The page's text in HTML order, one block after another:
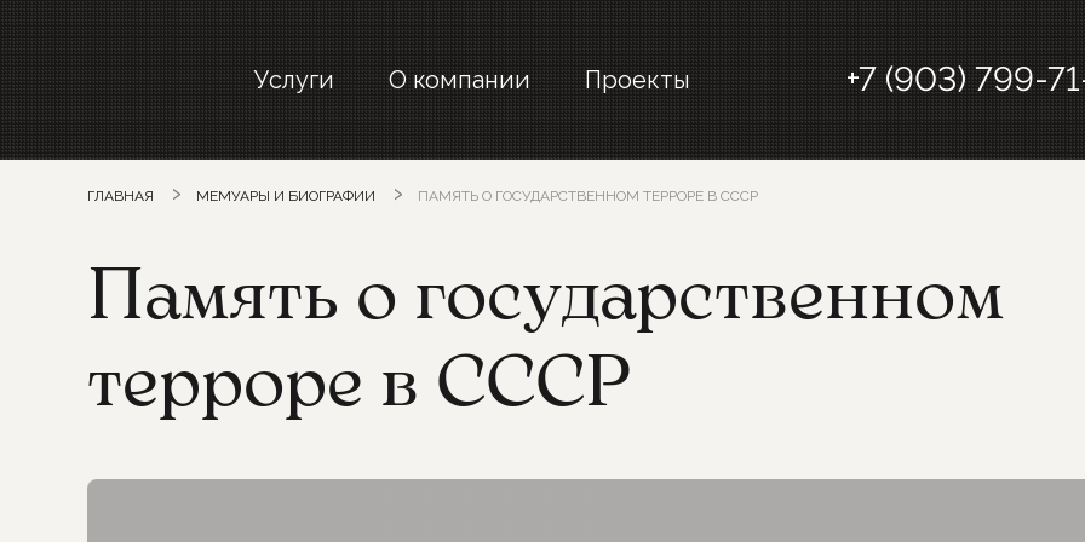
Услуги О компании Проекты +7 (903) 799-
ГЛАВНАЯ МЕМУАРЫ И БИОГРАФИИ ПАМЯТЬ О ГОСУДАРСТВЕННОМ ТЕРРОРЕ В СССР
Память о государственном
терроре в СССР